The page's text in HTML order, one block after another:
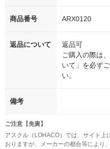
商品番号 ARX0120
返品について
返品可
ご購入の際は
いて」を必ず
い。
備考
ご注意【免責】
アスクル（LOHACO）では、サイト上
おりますが、メーカーの都合等により